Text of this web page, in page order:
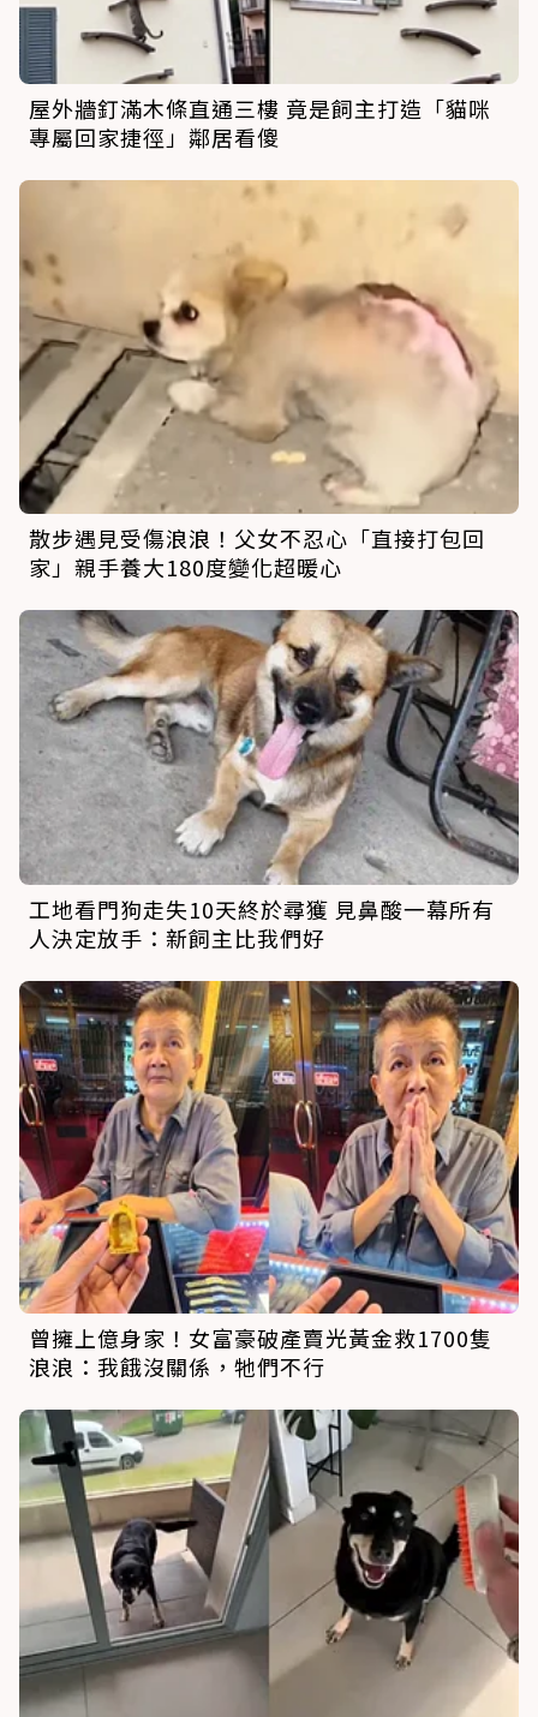
屋外牆釘滿木條直通三樓 竟是飼主打造「貓咪
專屬回家捷徑」鄰居看傻
散步遇見受傷浪浪！父女不忍心「直接打包回
家」親手養大180度變化超暖心
工地看門狗走失10天終於尋獲 見鼻酸一幕所有
人決定放手：新飼主比我們好
曾擁上億身家！女富豪破產賣光黃金救1700隻
浪浪：我餓沒關係，牠們不行